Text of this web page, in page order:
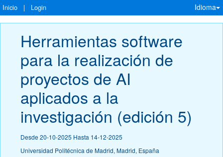
Inicio | Login Idioma
Herramientas software
para la realización de
proyectos de AI
aplicados a la
investigación (edición 5)
Desde 20-10-2025 Hasta 14-12-2025
Universidad Politécnica de Madrid, Madrid, España